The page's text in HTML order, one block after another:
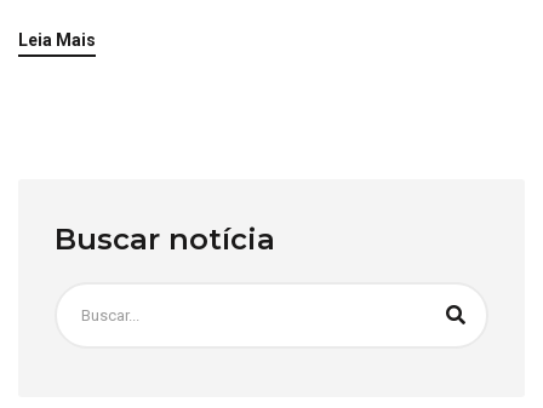
Leia Mais
Buscar notícia